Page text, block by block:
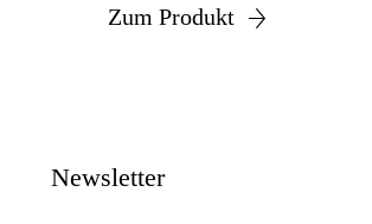
Zum Produkt
Newsletter